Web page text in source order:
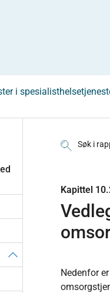
i
Søk i
Kapittel
Nedenfor